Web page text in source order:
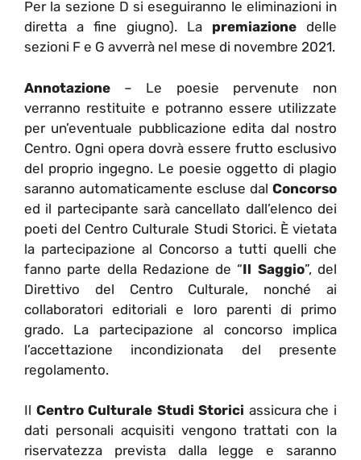
Per la sezione D si eseguiranno le eliminazioni in
diretta a fine giugno). La premiazione delle
sezioni F e G avverrà nel mese di novembre 2021.
Annotazione – Le poesie pervenute non
verranno restituite e potranno essere utilizzate
per un’eventuale pubblicazione edita dal nostro
Centro. Ogni opera dovrà essere frutto esclusivo
del proprio ingegno. Le poesie oggetto di plagio
saranno automaticamente escluse dal Concorso
ed il partecipante sarà cancellato dall’elenco dei
poeti del Centro Culturale Studi Storici. È vietata
la partecipazione al Concorso a tutti quelli che
fanno parte della Redazione de “Il Saggio”, del
Direttivo del Centro Culturale, nonché ai
collaboratori editoriali e loro parenti di primo
grado. La partecipazione al concorso implica
l’accettazione incondizionata del presente
regolamento.
Il Centro Culturale Studi Storici assicura che i
dati personali acquisiti vengono trattati con la
riservatezza prevista dalla legge e saranno